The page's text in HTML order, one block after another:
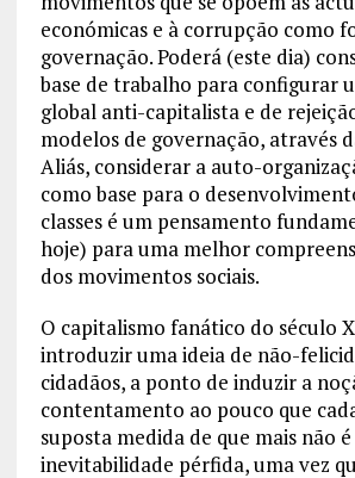
económicas e à corrupção como
governação. Poderá (este dia)
base de trabalho para configurar
global anti-capitalista e de
modelos de governação, através
Aliás, considerar a auto-
como base para o
classes é um pensamento
hoje) para uma melhor
dos movimentos sociais.
O capitalismo fanático do século
introduzir uma ideia de não-
cidadãos, a ponto de induzir a
contentamento ao pouco que
suposta medida de que mais não
inevitabilidade pérfida, uma vez